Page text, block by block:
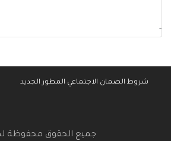
-
شروط الضمان الاجتماعي المطور الجديد
جميع الحقوق محفوظة